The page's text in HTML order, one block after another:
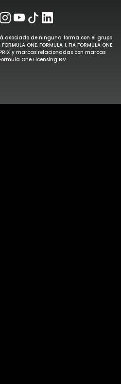
asociado de ninguna forma con el grupo
ONE, FORMULA 1, FIA FORMULA ONE
PRIX y marcas relacionadas con marcas
One Licensing B.V.